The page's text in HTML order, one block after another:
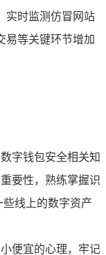
实时监测仿冒网站
易等关键环节增加
字钱包安全相关知
要性，熟练掌握识
线上的数字资产
便宜的心理，牢记